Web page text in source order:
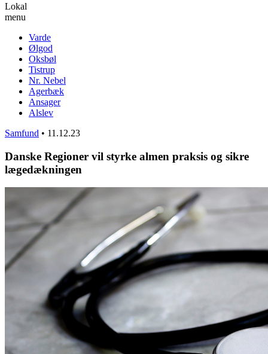
Lokal
menu
Varde
Ølgod
Oksbøl
Tistrup
Nr. Nebel
Agerbæk
Ansager
Alslev
Samfund • 11.12.23
Danske Regioner vil styrke almen praksis og sikre
lægedækningen